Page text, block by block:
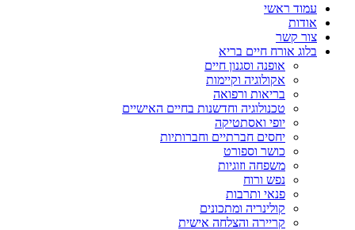
עמוד ראשי
אודות
צור קשר
בלוג אורח חיים בריא
אופנה וסגנון חיים
אקולוגיה וקיימות
בריאות ורפואה
טכנולוגיה וחדשנות בחיים האישיים
יופי ואסתטיקה
יחסים חברתיים וחברותיות
כושר וספורט
משפחה וזוגיות
נפש ורוח
פנאי ותרבות
קולינריה ומתכונים
קריירה והצלחה אישית